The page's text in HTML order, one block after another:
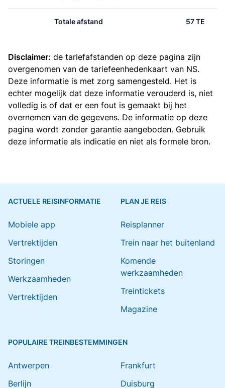
Totale afstand 57 TE
Disclaimer: de tariefafstanden op deze pagina zijn
overgenomen van de tariefeenhedenkaart van NS.
Deze informatie is met zorg samengesteld. Het is
echter mogelijk dat deze informatie verouderd is, niet
volledig is of dat er een fout is gemaakt bij het
overnemen van de gegevens. De informatie op deze
pagina wordt zonder garantie aangeboden. Gebruik
deze informatie als indicatie en niet als formele bron.
ACTUELE REISINFORMATIE
Mobiele app
Vertrektijden
Storingen
Werkzaamheden
Vertrektijden
PLAN JE REIS
Reisplanner
Trein naar het buitenland
Komende
werkzaamheden
Treintickets
Magazine
POPULAIRE TREINBESTEMMINGEN
Antwerpen
Berlijn
Frankfurt
Duisburg